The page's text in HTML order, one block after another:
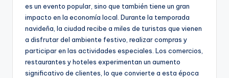
es un evento popular, sino que también tiene un gran
impacto en la economía local. Durante la temporada
navideña, la ciudad recibe a miles de turistas que vienen
a disfrutar del ambiente festivo, realizar compras y
participar en las actividades especiales. Los comercios,
restaurantes y hoteles experimentan un aumento
significativo de clientes, lo que convierte a esta época